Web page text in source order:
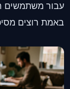
עבור משתמשים
באמת רוצים